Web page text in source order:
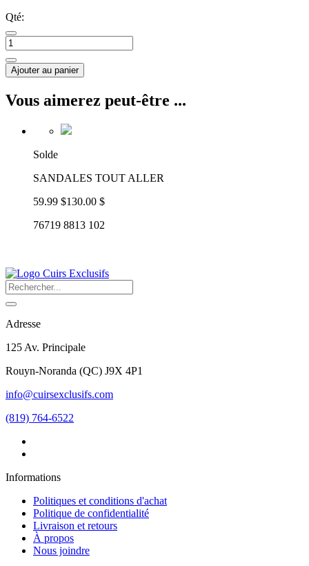
Qté:
Ajouter au panier
Vous aimerez peut-être ...
Solde
SANDALES TOUT ALLER
59.99 $130.00 $
76719 8813 102
Adresse
125 Av. Principale
Rouyn-Noranda (QC) J9X 4P1
info@cuirsexclusifs.com
(819) 764-6522
Informations
Politiques et conditions d'achat
Politique de confidentialité
Livraison et retours
À propos
Nous joindre